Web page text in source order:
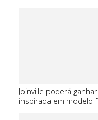
Joinville poderá
inspirada em modelo